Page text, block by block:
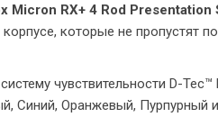
Micron RX+ 4 Rod Presentation
которые не пропустят
чувствительности D-
Синий, Оранжевый, Пурпурный